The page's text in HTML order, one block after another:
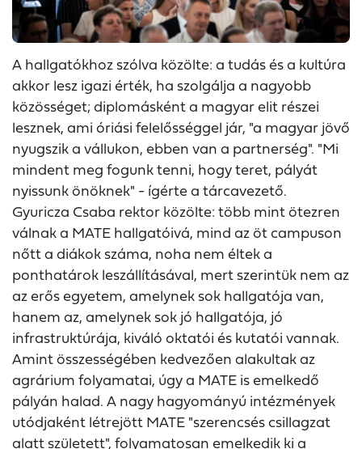
A hallgatókhoz szólva közölte: a tudás és a kultúra
akkor lesz igazi érték, ha szolgálja a nagyobb
közösséget; diplomásként a magyar elit részei
lesznek, ami óriási felelősséggel jár, "a magyar jövő
nyugszik a vállukon, ebben van a partnerség". "Mi
mindent meg fogunk tenni, hogy teret, pályát
nyissunk önöknek" - ígérte a tárcavezető.
Gyuricza Csaba rektor közölte: több mint ötezren
válnak a MATE hallgatóivá, mind az öt campuson
nőtt a diákok száma, noha nem éltek a
ponthatárok leszállításával, mert szerintük nem az
az erős egyetem, amelynek sok hallgatója van,
hanem az, amelynek sok jó hallgatója, jó
infrastruktúrája, kiváló oktatói és kutatói vannak.
Amint összességében kedvezően alakultak az
agrárium folyamatai, úgy a MATE is emelkedő
pályán halad. A nagy hagyományú intézmények
utódjaként létrejött MATE "szerencsés csillagzat
alatt született", folyamatosan emelkedik ki a